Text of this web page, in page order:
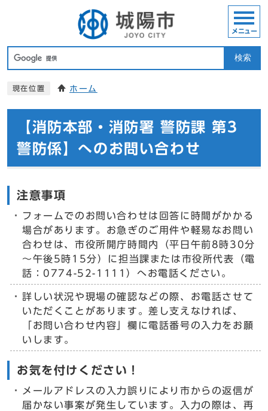
検索
メニュー
現在位置 ホーム
【消防本部・消防署 警防課 第3
警防係】へのお問い合わせ
注意事項
フォームでのお問い合わせは回答に時間がかかる
場合があります。お急ぎのご用件や軽易なお問い
合わせは、市役所開庁時間内（平日午前8時30分
～午後5時15分）に担当課または市役所代表（電
話：0774-52-1111）へお電話ください。
詳しい状況や現場の確認などの際、お電話させて
いただくことがあります。差し支えなければ、
「お問い合わせ内容」欄に電話番号の入力をお願
いします。
お気を付けください！
メールアドレスの入力誤りにより市からの返信が
届かない事案が発生しています。入力の際は、再